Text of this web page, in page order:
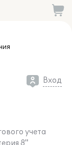
Вход
учета
8"